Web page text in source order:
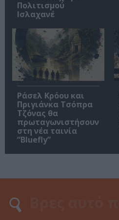
Πολιτισμού
Ισλαχανέ
Ράσελ Κρόου και
Πριγιάνκα Τσόπρα
Τζόνας θα
πρωταγωνιστήσουν
στη νέα ταινία
“Bluefly”